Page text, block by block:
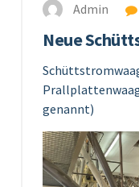
Admin
Neue
genannt)